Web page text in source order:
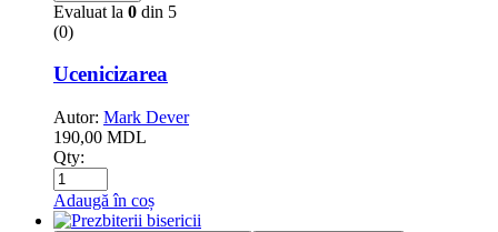
Evaluat la 0 din 5
(0)
Ucenicizarea
Autor: Mark Dever
190,00 MDL
Qty:
Adaugă în coș